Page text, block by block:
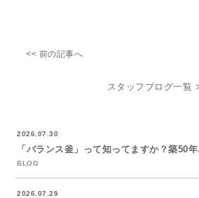
<< 前の記事へ
スタッフブログ一覧
2026.07.30
「バランス釜」って知ってますか？築50
BLOG
2026.07.29